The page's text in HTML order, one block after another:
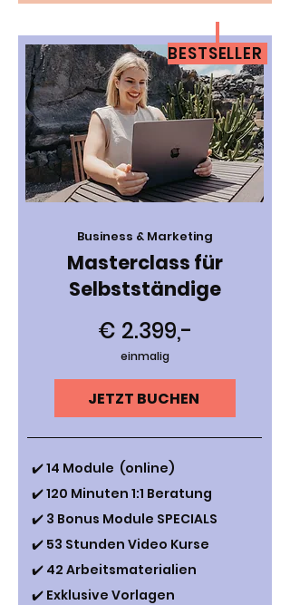
Business & Marketing
Masterclass für
Selbstständige
€ 2.399,-
einmalig
JETZT BUCHEN
✔️ 14 Module (online)
✔️ 120 Minuten 1:1 Beratung
✔️ 3 Bonus Module SPECIALS
✔️ 53 Stunden Video Kurse
✔️ 42 Arbeitsmaterialien
✔️ Exklusive Vorlagen
BESTSELLER